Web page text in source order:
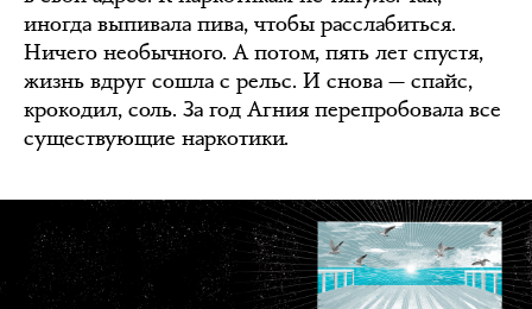
иногда выпивала пива, чтобы расслабиться.
Ничего необычного. А потом, пять лет спустя,
жизнь вдруг сошла с рельс. И снова — спайс,
крокодил, соль. За год Агния перепробовала все
существующие наркотики.